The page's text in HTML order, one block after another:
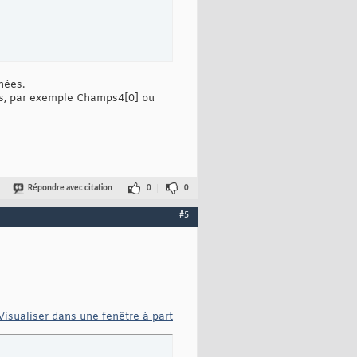
par exemple Champs4[0] ou
Répondre avec citation 0 0
#5
dans une fenêtre à part